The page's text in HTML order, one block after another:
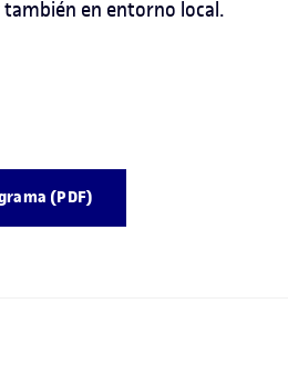
también en entorno local.
(PDF)